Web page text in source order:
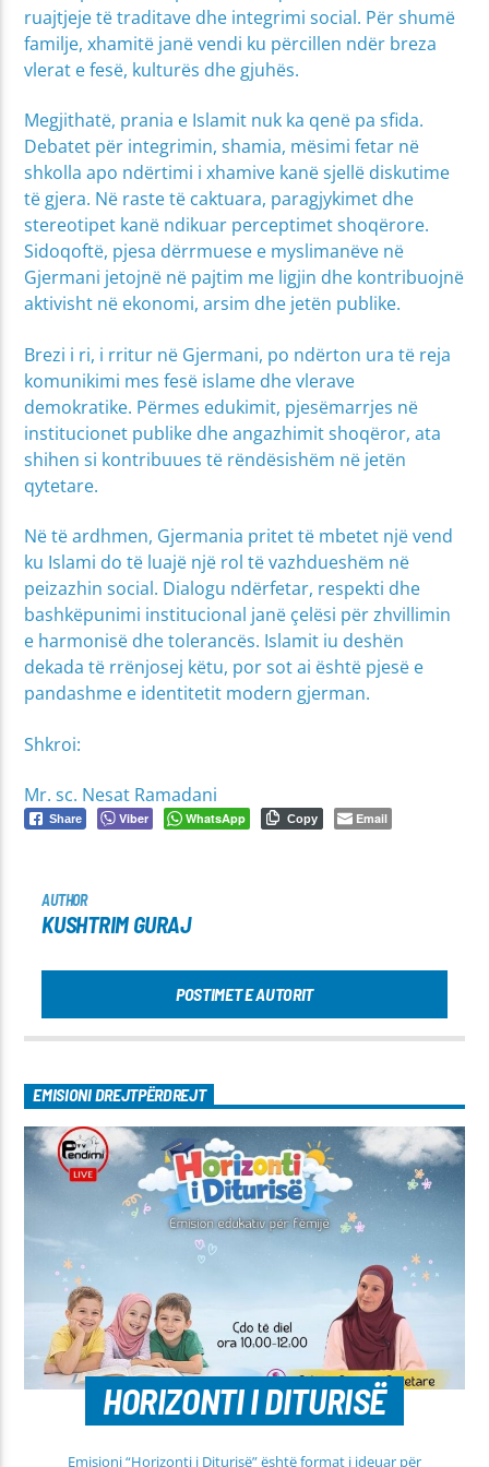
ruajtjeje të traditave dhe integrimi social. Për shumë
familje, xhamitë janë vendi ku përcillen ndër breza
vlerat e fesë, kulturës dhe gjuhës.
Megjithatë, prania e Islamit nuk ka qenë pa sfida.
Debatet për integrimin, shamia, mësimi fetar në
shkolla apo ndërtimi i xhamive kanë sjellë diskutime
të gjera. Në raste të caktuara, paragjykimet dhe
stereotipet kanë ndikuar perceptimet shoqërore.
Sidoqoftë, pjesa dërrmuese e myslimanëve në
Gjermani jetojnë në pajtim me ligjin dhe kontribuojnë
aktivisht në ekonomi, arsim dhe jetën publike.
Brezi i ri, i rritur në Gjermani, po ndërton ura të reja
komunikimi mes fesë islame dhe vlerave
demokratike. Përmes edukimit, pjesëmarrjes në
institucionet publike dhe angazhimit shoqëror, ata
shihen si kontribuues të rëndësishëm në jetën
qytetare.
Në të ardhmen, Gjermania pritet të mbetet një vend
ku Islami do të luajë një rol të vazhdueshëm në
peizazhin social. Dialogu ndërfetar, respekti dhe
bashkëpunimi institucional janë çelësi për zhvillimin
e harmonisë dhe tolerancës. Islamit iu deshën
dekada të rrënjosej këtu, por sot ai është pjesë e
pandashme e identitetit modern gjerman.
Shkroi:
Mr. sc. Nesat Ramadani
Share Viber WhatsApp Copy Email
AUTHOR
KUSHTRIM GURAJ
POSTIMET E AUTORIT
EMISIONI DREJTPËRDREJT
HORIZONTI I DITURISË
Emisioni “Horizonti i Diturisë” është format i ideuar për